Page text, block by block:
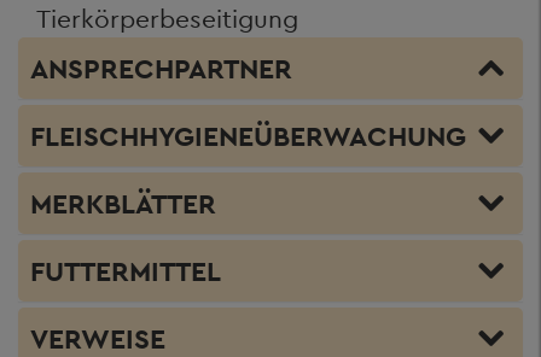
Tierkörperbeseitigung
ANSPRECHPARTNER
FLEISCHHYGIENEÜBERWACHUNG
MERKBLÄTTER
FUTTERMITTEL
VERWEISE